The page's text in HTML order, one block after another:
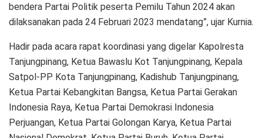
bendera Partai Politik peserta Pemilu Tahun 2024 akan
dilaksanakan pada 24 Februari 2023 mendatang”, ujar Kurnia.
Hadir pada acara rapat koordinasi yang digelar Kapolresta
Tanjungpinang, Ketua Bawaslu Kot Tanjungpinang, Kepala
Satpol-PP Kota Tanjungpinang, Kadishub Tanjungpinang,
Ketua Partai Kebangkitan Bangsa, Ketua Partai Gerakan
Indonesia Raya, Ketua Partai Demokrasi Indonesia
Perjuangan, Ketua Partai Golongan Karya, Ketua Partai